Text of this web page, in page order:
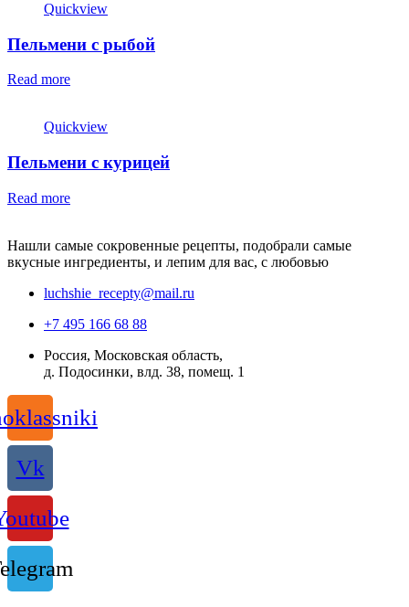
Quickview
Пельмени с рыбой
Read more
Quickview
Пельмени с курицей
Read more
Нашли самые сокровенные рецепты, подобрали самые
вкусные ингредиенты, и лепим для вас, с любовью
luchshie_recepty@mail.ru
+7 495 166 68 88
Россия, Московская область,
д. Подосинки, влд. 38, помещ. 1
Vk